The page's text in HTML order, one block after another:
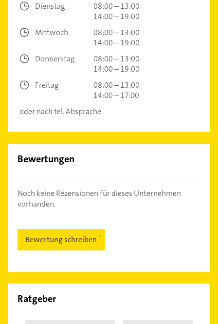
Dienstag
08:00 – 13:00
14:00 – 19:00
Mittwoch
08:00 – 13:00
14:00 – 19:00
Donnerstag
08:00 – 13:00
14:00 – 19:00
Freitag
08:00 – 13:00
14:00 – 17:00
oder nach tel. Absprache
Bewertungen
Noch keine Rezensionen für dieses Unternehmen
vorhanden.
Bewertung schreiben
Ratgeber